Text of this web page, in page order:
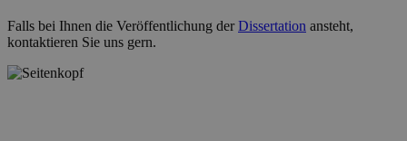
Falls bei Ihnen die Veröffentlichung derDissertation ansteht,
kontaktieren Sie uns gern.